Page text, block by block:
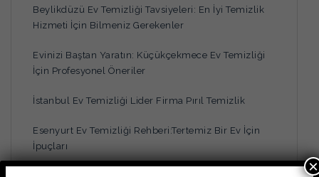
Beylikdüzü Ev Temizliği Tavsiyeleri: En İyi Temizlik
Hizmeti İçin Bilmeniz Gerekenler
Evinizi Baştan Yaratın: Küçükçekmece Ev Temizliği
İçin Profesyonel Öneriler
İstanbul Ev Temizliği Lider Firma Pırıl Temizlik
Esenyurt Ev Temizliği Rehberi:Tertemiz Bir Ev İçin
İpuçları
×